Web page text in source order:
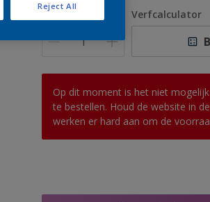
Aantal Verfcalculator
Op dit moment is het niet
te bestellen. Houd de website in
werken er hard aan om de
Reject All